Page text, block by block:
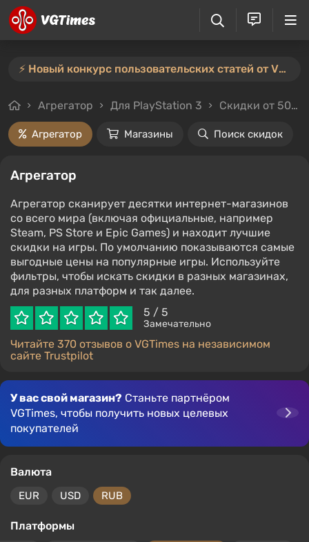
⚡️ Новый конкурс пользовательских статей от VGTimes — участвуйте тут ⚡️
Агрегатор Для PlayStation 3 Скидки от 50%
Агрегатор Магазины Поиск скидок
Агрегатор
Агрегатор сканирует десятки интернет-магазинов
со всего мира (включая официальные, например
Steam, PS Store и Epic Games) и находит лучшие
скидки на игры. По умолчанию показываются самые
выгодные цены на популярные игры. Используйте
фильтры, чтобы искать скидки в разных магазинах,
для разных платформ и так далее.
5 / 5
Замечательно
Читайте 370 отзывов о VGTimes на независимом
сайте Trustpilot
У вас свой магазин? Станьте партнёром
VGTimes, чтобы получить новых целевых
покупателей
Валюта
EUR USD RUB
Платформы